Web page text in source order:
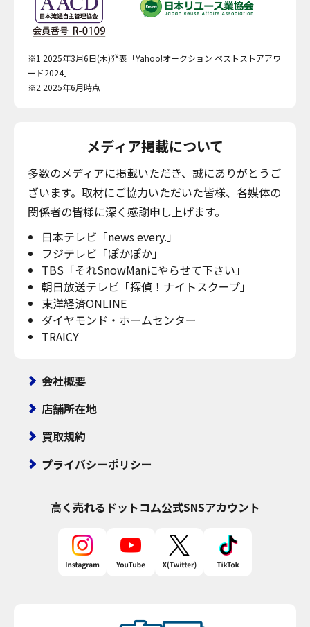
※1 2025年3月6日(木)発表「Yahoo!オークション ベストストアアワ
ード2024」
※2 2025年6月時点
メディア掲載について
多数のメディアに掲載いただき、誠にありがとうご
ざいます。取材にご協力いただいた皆様、各媒体の
関係者の皆様に深く感謝申し上げます。
日本テレビ「news every.」
フジテレビ「ぽかぽか」
TBS「それSnowManにやらせて下さい」
朝日放送テレビ「探偵！ナイトスクープ」
東洋経済ONLINE
ダイヤモンド・ホームセンター
TRAICY
会社概要
店舗所在地
買取規約
プライバシーポリシー
高く売れるドットコム公式SNSアカウント